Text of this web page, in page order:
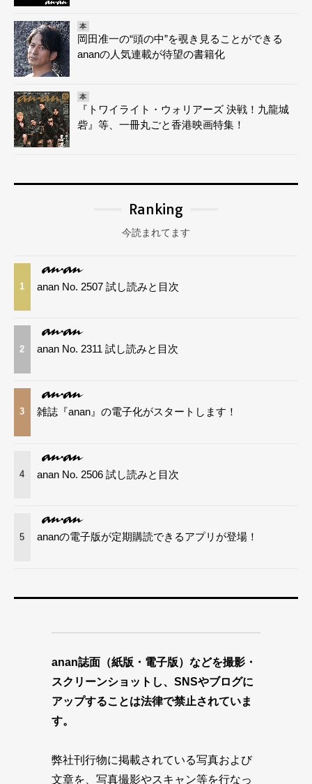
本
岡田准一の“頭の中”を覗き見ることができる
ananの人気連載が待望の書籍化
本
『トワイライト・ウォリアーズ 決戦！九龍城
砦』等、一冊丸ごと香港映画特集！
Ranking
今読まれてます
1 anan No. 2507 試し読みと目次
2 anan No. 2311 試し読みと目次
3 雑誌『anan』の電子化がスタートします！
4 anan No. 2506 試し読みと目次
5 ananの電子版が定期購読できるアプリが登場！
anan誌面（紙版・電子版）などを撮影・
スクリーンショットし、SNSやブログに
アップすることは法律で禁止されていま
す。
弊社刊行物に掲載されている写真および
文章を、写真撮影やスキャン等を行なっ